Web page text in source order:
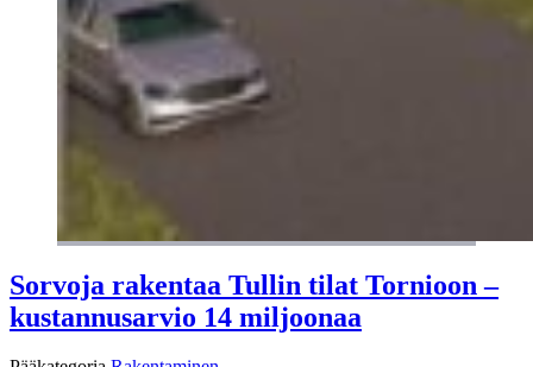
Sorvoja rakentaa Tullin tilat Tornioon –
kustannusarvio 14 miljoonaa